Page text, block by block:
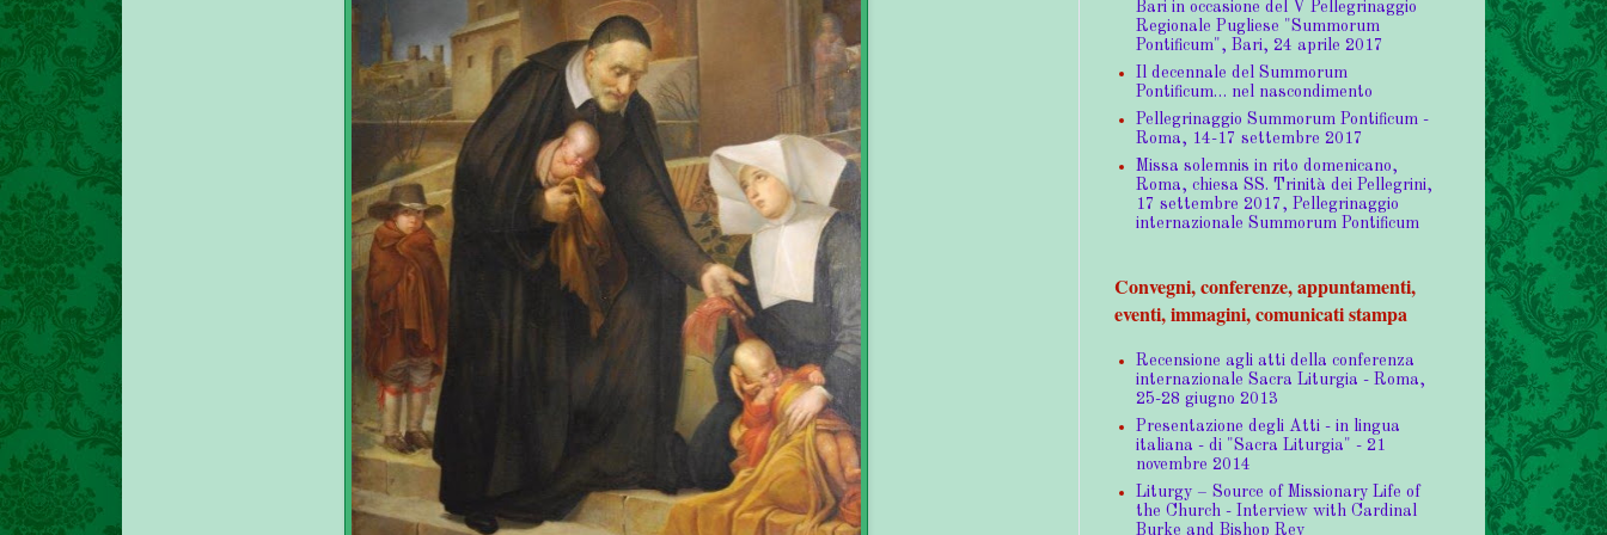
Bari in occasione del V Pellegrinaggio
Regionale Pugliese "Summorum
Pontificum", Bari, 24 aprile 2017
Il decennale del Summorum
Pontificum… nel nascondimento
Pellegrinaggio Summorum Pontificum -
Roma, 14-17 settembre 2017
Missa solemnis in rito domenicano,
Roma, chiesa SS. Trinità dei Pellegrini,
17 settembre 2017, Pellegrinaggio
internazionale Summorum Pontificum
Convegni, conferenze, appuntamenti,
eventi, immagini, comunicati stampa
Recensione agli atti della conferenza
internazionale Sacra Liturgia - Roma,
25-28 giugno 2013
Presentazione degli Atti - in lingua
italiana - di "Sacra Liturgia" - 21
novembre 2014
Liturgy – Source of Missionary Life of
the Church - Interview with Cardinal
Burke and Bishop Rey